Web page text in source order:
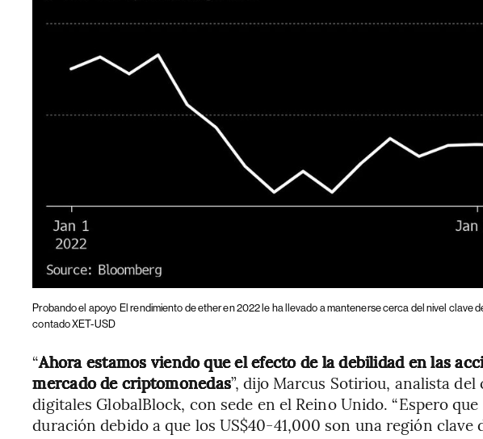
Probando el apoyo El rendimiento de ether en 2022 le ha llevado a mantenerse cerca del nivel clave
contado XET-USD
“Ahora estamos viendo que el efecto de la debilidad en las
mercado de criptomonedas”, dijo Marcus Sotiriou, analista
digitales GlobalBlock, con sede en el Reino Unido. “Espero
duración debido a que los US$40-41,000 son una región clave